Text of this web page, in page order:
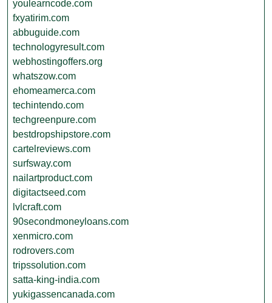
youlearncode.com
fxyatirim.com
abbuguide.com
technologyresult.com
webhostingoffers.org
whatszow.com
ehomeamerca.com
techintendo.com
techgreenpure.com
bestdropshipstore.com
cartelreviews.com
surfsway.com
nailartproduct.com
digitactseed.com
lvlcraft.com
90secondmoneyloans.com
xenmicro.com
rodrovers.com
tripssolution.com
satta-king-india.com
yukigassencanada.com